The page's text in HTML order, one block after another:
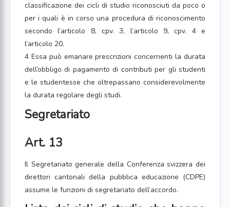
classificazione dei cicli di studio riconosciuti da poco o
per i quali è in corso una procedura di riconoscimento
secondo l’articolo 8, cpv. 3, l’articolo 9, cpv. 4 e
l’articolo 20.
4 Essa può emanare prescrizioni concernenti la durata
dell’obbligo di pagamento di contributi per gli studenti
e le studentesse che oltrepassano considerevolmente
la durata regolare degli studi.
Segretariato
Art. 13
Il Segretariato generale della Conferenza svizzera dei
direttori cantonali della pubblica educazione (CDPE)
assume le funzioni di segretariato dell’accordo.